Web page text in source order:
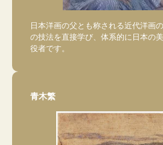
日本洋画の父とも称される近代洋画
の技法を直接学び、体系的に日本の
役者です。
青木繁